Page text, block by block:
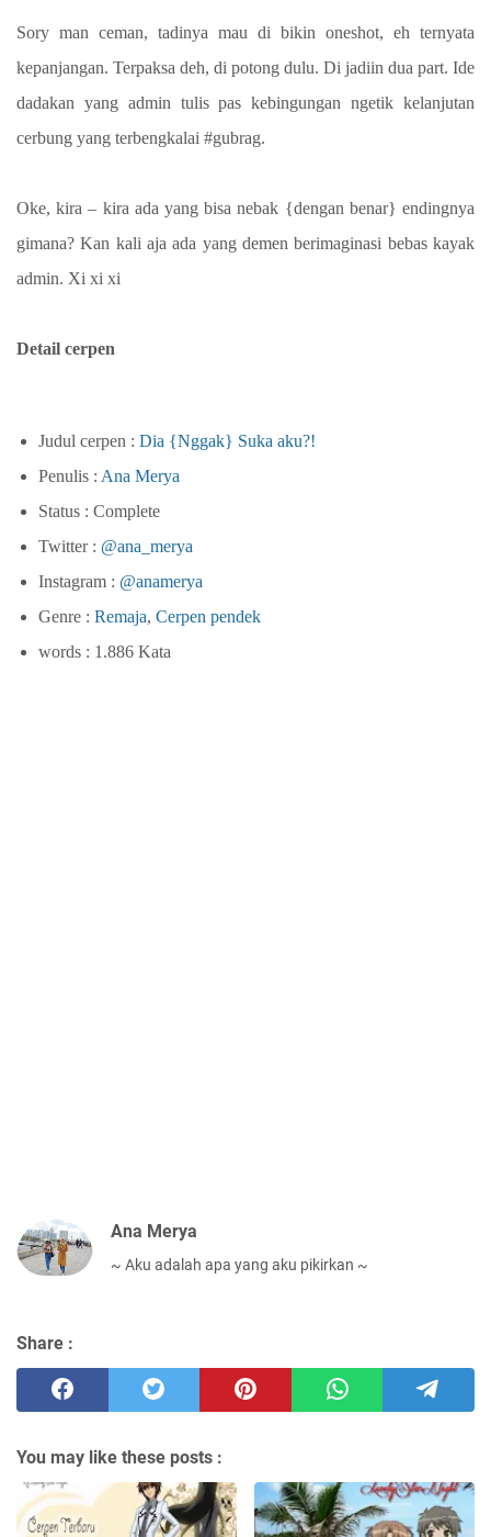
Sory man ceman, tadinya mau di bikin oneshot, eh ternyata
kepanjangan. Terpaksa deh, di potong dulu. Di jadiin dua part. Ide
dadakan yang admin tulis pas kebingungan ngetik kelanjutan
cerbung yang terbengkalai #gubrag.
Oke, kira – kira ada yang bisa nebak {dengan benar} endingnya
gimana? Kan kali aja ada yang demen berimaginasi bebas kayak
admin. Xi xi xi
Detail cerpen
Judul cerpen : Dia {Nggak} Suka aku?!
Penulis : Ana Merya
Status : Complete
Twitter : @ana_merya
Instagram : @anamerya
Genre : Remaja, Cerpen pendek
words : 1.886 Kata
Ana Merya
~ Aku adalah apa yang aku pikirkan ~
Share :
You may like these posts :